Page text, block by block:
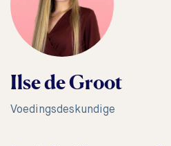
Ilse de Groot
Voedingsdeskundige